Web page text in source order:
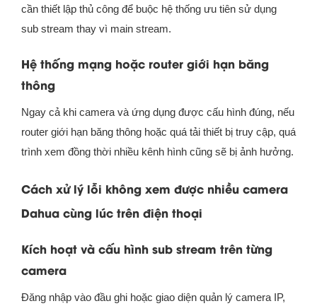
cần thiết lập thủ công để buộc hệ thống ưu tiên sử dụng
sub stream thay vì main stream.
Hệ thống mạng hoặc router giới hạn băng
thông
Ngay cả khi camera và ứng dụng được cấu hình đúng, nếu
router giới hạn băng thông hoặc quá tải thiết bị truy cập, quá
trình xem đồng thời nhiều kênh hình cũng sẽ bị ảnh hưởng.
Cách xử lý lỗi không xem được nhiều camera
Dahua cùng lúc trên điện thoại
Kích hoạt và cấu hình sub stream trên từng
camera
Đăng nhập vào đầu ghi hoặc giao diện quản lý camera IP,